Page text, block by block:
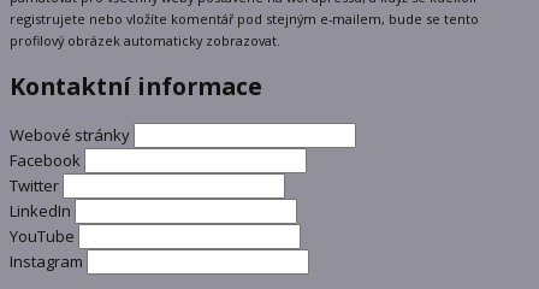
registrujete nebo vložíte komentář pod stejným e-mailem, bude se tento
profilový obrázek automaticky zobrazovat.
Kontaktní informace
Webové stránky
Facebook
Twitter
LinkedIn
YouTube
Instagram